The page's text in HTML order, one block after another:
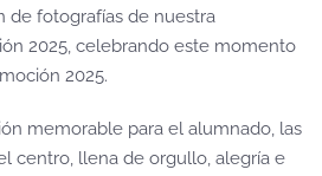
de fotografías de nuestra
2025, celebrando este momento
2025.
memorable para el alumnado, las
centro, llena de orgullo, alegría e